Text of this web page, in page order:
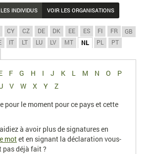
INDIVIDUS VOIR LES ORGANISATIONS
CY CZ DE DK EE ES FI FR
GB
IT LT LU LV MT NL PL
PT
F G H I J K L M N O
P
V W X Y
Z
pour le moment pour ce pays et cette
à avoir plus de signatures en
motet en signant la déclaration vous-
pas déjà fait ?